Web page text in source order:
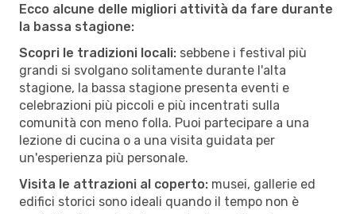
Ecco alcune delle migliori attività da fare durante
la bassa stagione:
Scopri le tradizioni locali: sebbene i festival più
grandi si svolgano solitamente durante l'alta
stagione, la bassa stagione presenta eventi e
celebrazioni più piccoli e più incentrati sulla
comunità con meno folla. Puoi partecipare a una
lezione di cucina o a una visita guidata per
un'esperienza più personale.
Visita le attrazioni al coperto: musei, gallerie ed
edifici storici sono ideali quando il tempo non è